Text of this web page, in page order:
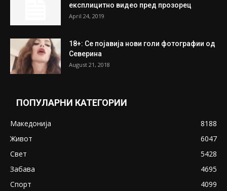
експлицитно видео пред прозорец
April 24, 2019
18+: Се појавија нови голи фотографии од
Северина
August 21, 2018
ПОПУЛАРНИ КАТЕГОРИИ
Македонија
8188
Живот
6047
Свет
5428
Забава
4695
Спорт
4099